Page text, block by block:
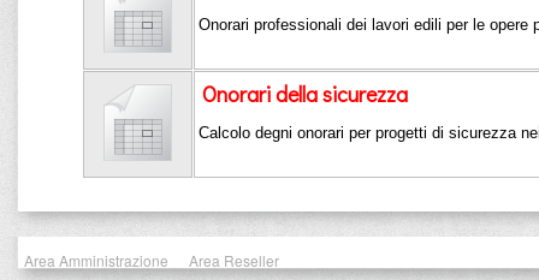
Onorari professionali dei lavori edili per le opere
Onorari della sicurezza
Calcolo degni onorari per progetti di sicurezza
Area Amministrazione
Area Reseller